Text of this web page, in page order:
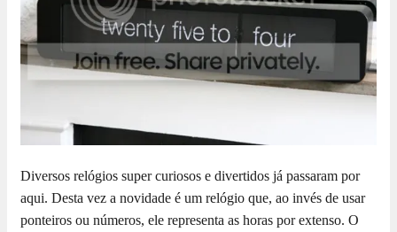
Diversos relógios super curiosos e divertidos já passaram por
aqui. Desta vez a novidade é um relógio que, ao invés de usar
ponteiros ou números, ele representa as horas por extenso. O